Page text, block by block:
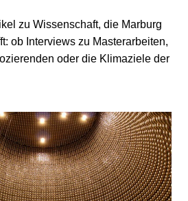
zu Wissenschaft, die Marburg
ob Interviews zu Masterarbeiten,
oder die Klimaziele der